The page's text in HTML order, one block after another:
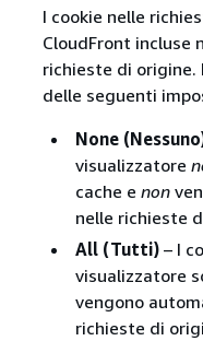
I cookie nelle
CloudFront incluse
richieste di origine.
delle seguenti
None
visualizzatore
cache e non
nelle richieste
All (Tutti)– I
visualizzatore
vengono
richieste di